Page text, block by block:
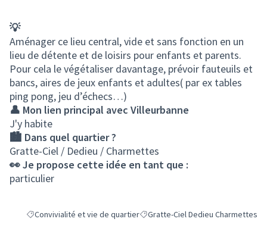
💡
Aménager ce lieu central, vide et sans fonction en un
lieu de détente et de loisirs pour enfants et parents.
Pour cela le végétaliser davantage, prévoir fauteuils et
bancs, aires de jeux enfants et adultes( par ex tables
ping pong, jeu d’échecs…)
👤 Mon lien principal avec Villeurbanne
J'y habite
🏙️ Dans quel quartier ?
Gratte-Ciel / Dedieu / Charmettes
👀 Je propose cette idée en tant que :
particulier
Filtrer les résultats de la catégorie : Convivialité et vie de quartier
Convivialité et vie de quartierFiltrer les résultats pour le secteur
Gratte-Ciel Dedieu Charmettes